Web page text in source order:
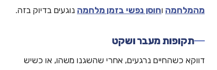
מהמלחמה וחוסן נפשי בזמן מלחמה נוגעים בדיוק בזה.
תקופות מעבר ושקט
דווקא כשהחיים נרגעים, אחרי שהשגנו משהו, או כשיש